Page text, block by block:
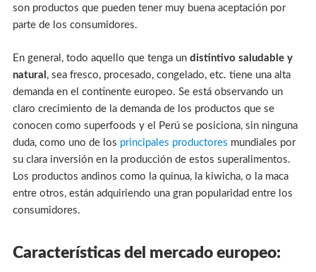
son productos que pueden tener muy buena aceptación por
parte de los consumidores.
En general, todo aquello que tenga un distintivo saludable y
natural , sea fresco, procesado, congelado, etc. tiene una alta
demanda en el continente europeo. Se está observando un
claro crecimiento de la demanda de los productos que se
conocen como superfoods y el Perú se posiciona, sin ninguna
duda, como uno de los principales productores mundiales por
su clara inversión en la producción de estos superalimentos.
Los productos andinos como la quinua, la kiwicha, o la maca
entre otros, están adquiriendo una gran popularidad entre los
consumidores.
Características del mercado europeo: